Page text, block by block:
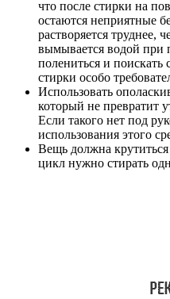
что после стирки на
остаются неприятные
растворяется труднее,
вымывается водой при
полениться и
стирки особо
Использовать
который не превратит
Если такого нет под
использования этого
Вещь должна
цикл нужно стирать